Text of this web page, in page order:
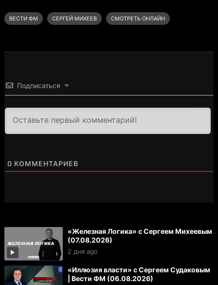
ВЕСТИ ФМ СЕРГЕЙ МИХЕЕВ СМОТРЕТЬ ОНЛАЙН
Подписаться
0 КОММЕНТАРИЕВ
«Железная Логика» с Сергеем Михеевым
(07.08.2026)
2 дня ago
«Иллюзия власти» с Сергеем Судаковым
| Вести ФМ (06.08.2026)